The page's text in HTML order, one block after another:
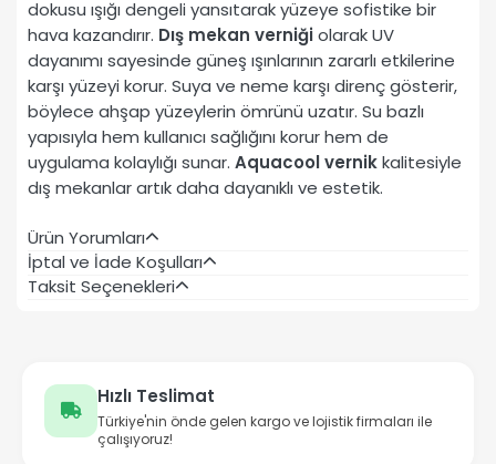
dokusu ışığı dengeli yansıtarak yüzeye sofistike bir
hava kazandırır. Dış mekan verniğiolarak UV
dayanımı sayesinde güneş ışınlarının zararlı etkilerine
karşı yüzeyi korur. Suya ve neme karşı direnç gösterir,
böylece ahşap yüzeylerin ömrünü uzatır. Su bazlı
yapısıyla hem kullanıcı sağlığını korur hem de
uygulama kolaylığı sunar. Aquacool vernikkalitesiyle
dış mekanlar artık daha dayanıklı ve estetik.
Ürün Yorumları
İptal ve İade Koşulları
Taksit Seçenekleri
Hızlı Teslimat
Türkiye'nin önde gelen kargo ve lojistik firmaları ile
çalışıyoruz!